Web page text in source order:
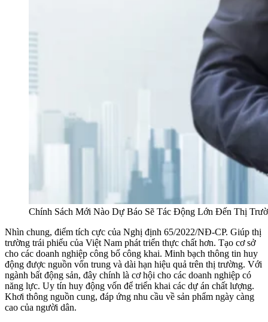
Chính Sách Mới Nào Dự Báo Sẽ Tác Động Lớn Đến Thị
Nhìn chung, điểm tích cực của Nghị định 65/2022/NĐ-CP. Giúp thị
trường trái phiếu của Việt Nam phát triển thực chất hơn. Tạo cơ sở
cho các doanh nghiệp công bố công khai. Minh bạch thông tin huy
động được nguồn vốn trung và dài hạn hiệu quả trên thị trường. Với
ngành bất động sản, đây chính là cơ hội cho các doanh nghiệp có
năng lực. Uy tín huy động vốn để triển khai các dự án chất lượng.
Khơi thông nguồn cung, đáp ứng nhu cầu về sản phẩm ngày càng
cao của người dân.